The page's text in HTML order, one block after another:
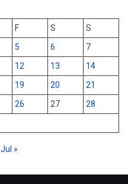
F S
S
5 6
7
12 13
14
19 20
21
26 27
28
Jul »